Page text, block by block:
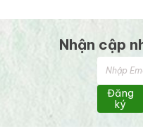
Nhận cập
Đăng
ký